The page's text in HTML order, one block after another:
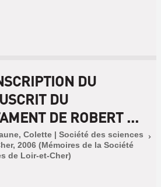
DU
DU
DE ROBERT ...
Colette | Société des sciences
2006 (Mémoires de la Société
de Loir-et-Cher)